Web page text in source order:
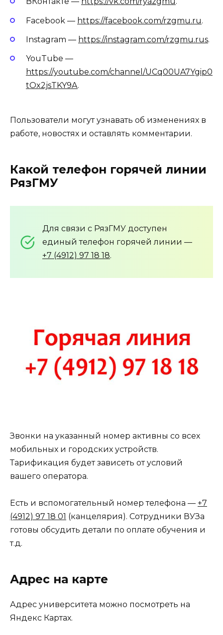
Facebook — https://facebook.com/rzgmu.ru.
Instagram — https://instagram.com/rzgmu.rus.
YouTube —
https://youtube.com/channel/UCq00UA7Ygip0
tOx2jsTKY9A.
Пользователи могут узнавать об изменениях в
работе, новостях и оставлять комментарии.
Какой телефон горячей линии
РязГМУ
Для связи с РязГМУ доступен
единый телефон горячей линии —
+7 (4912) 97 18 18.
Звонки на указанный номер активны со всех
мобильных и городских устройств.
Тарификация будет зависеть от условий
вашего оператора.
Есть и вспомогательный номер телефона — +7
(4912) 97 18 01 (канцелярия). Сотрудники ВУЗа
готовы обсудить детали по оплате обучения и
т.д.
Адрес на карте
Адрес университета можно посмотреть на
Яндекс Картах.